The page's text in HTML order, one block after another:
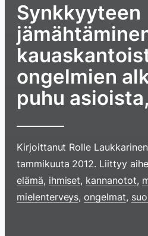
Synkkyyteen
ongelmien
puhu
Kirjoittanut Rolle Laukkarinen
tammikuuta 2012. Liittyy
elämä, ihmiset, kannanotot,
mielenterveys,ongelmat,